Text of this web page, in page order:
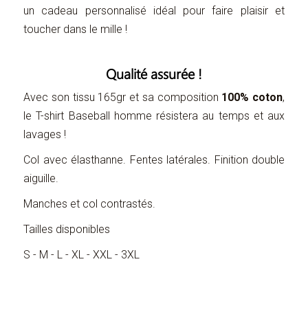
un cadeau personnalisé idéal pour faire plaisir et
toucher dans le mille !
Qualité assurée !
Avec son tissu 165gr et sa composition 100% coton,
le T-shirt Baseball homme résistera au temps et aux
lavages !
Col avec élasthanne. Fentes latérales. Finition double
aiguille.
Manches et col contrastés.
Tailles disponibles
S - M - L - XL - XXL - 3XL